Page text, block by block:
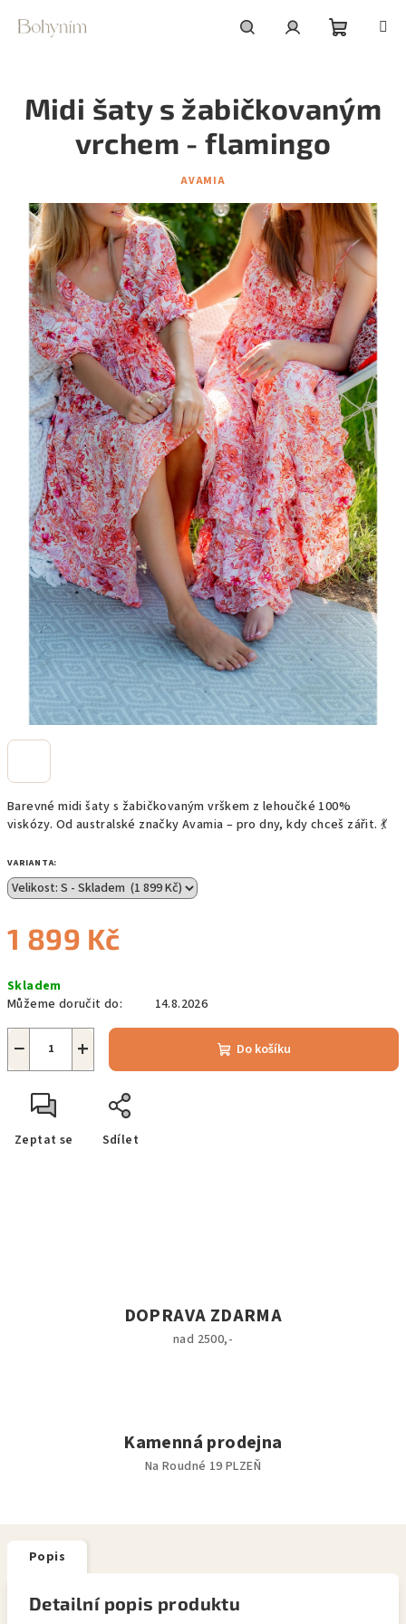
košík
Barevné midi šaty s žabičkovaným vrškem z lehoučké 100%
viskózy. Od australské značky Avamia – pro dny, kdy chceš zářit. 💃
VARIANTA:
1 899 Kč
cena:
Skladem
Můžeme doručit do:
14.8.2026
+
− Do košíku
Zeptat se Sdílet
Midi šaty s žabičkovaným
vrchem - flamingo
AVAMIA
DOPRAVA ZDARMA
nad 2500,-
Kamenná prodejna
Na Roudné 19 PLZEŇ
Popis
Detailní popis produktu